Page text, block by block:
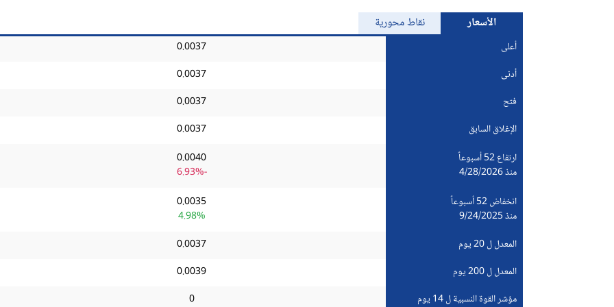
الأسعار
أعلى
0.0037
أدنى
0.0037
فتح
0.0037
الإغلاق السابق
0.0037
ارتفاع 52 أسبوعاً
منذ 4/28/2026
0.0040
-6.93%
انخفاض 52 أسبوعاً
منذ 9/24/2025
0.0035
4.98%
المعدل ل 20 يوم
0.0037
المعدل ل 200 يوم
0.0039
مؤشر القوة النسبية ل 14 يوم
0
نقاط محورية